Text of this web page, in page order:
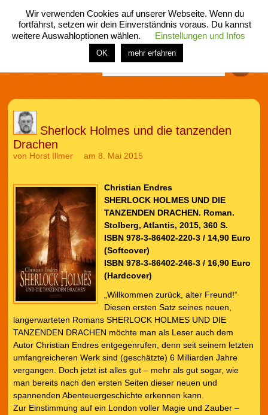
menü
home rubrik buch comic spiel fotos shop
Sherlock Holmes und die tanzenden
Drachen
von Horst Illmer am 8. Mai 2015
Christian Endres
SHERLOCK HOLMES UND DIE
TANZENDEN DRACHEN. Roman.
Stolberg, Atlantis, 2015, 360 S.
ISBN 978-3-86402-220-3 / 14,90 Euro
(Softcover)
ISBN 978-3-86402-246-3 / 16,90 Euro
(Hardcover)
„Willkommen zurück, alter Freund!“
Diesen ersten Satz seines neuen,
langerwarteten Romans SHERLOCK HOLMES UND DIE
TANZENDEN DRACHEN möchte man als Leser auch dem
Autor Christian Endres entgegenrufen, denn seit seinem letzten
umfangreicheren Werk sind (geschätzte) 6 Milliarden Jahre
vergangen. Doch jetzt ist alles gut – mehr als gut sogar, wie
man bereits nach den ersten Seiten dieser neuen und
spannenden Abenteuergeschichte erkennen kann.
Zur Einstimmung auf ein London voller Magie und Zauber –
Wir verwenden Cookies auf unserer Webseite. Wenn du
fortfährst, setzen wir dein Einverständnis voraus. Du kannst
weitere Auswahloptionen wählen.
Einstellungen und Infos
OK mehr erfahren